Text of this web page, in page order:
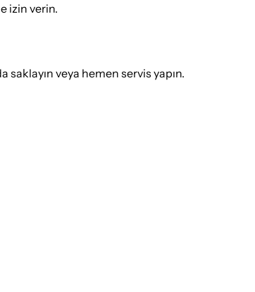
izin verin.
veya hemen servis yapın.